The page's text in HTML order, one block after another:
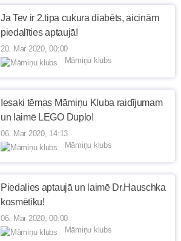
Ja Tev ir 2.tipa cukura diabēts, aicinām
piedalīties aptaujā!
20. Mar 2020, 00:00
Māmiņu klubs
Iesaki tēmas Māmiņu Kluba raidījumam
un laimē LEGO Duplo!
06. Mar 2020, 14:13
Māmiņu klubs
Piedalies aptaujā un laimē Dr.Hauschka
kosmētiku!
06. Mar 2020, 00:00
Māmiņu klubs